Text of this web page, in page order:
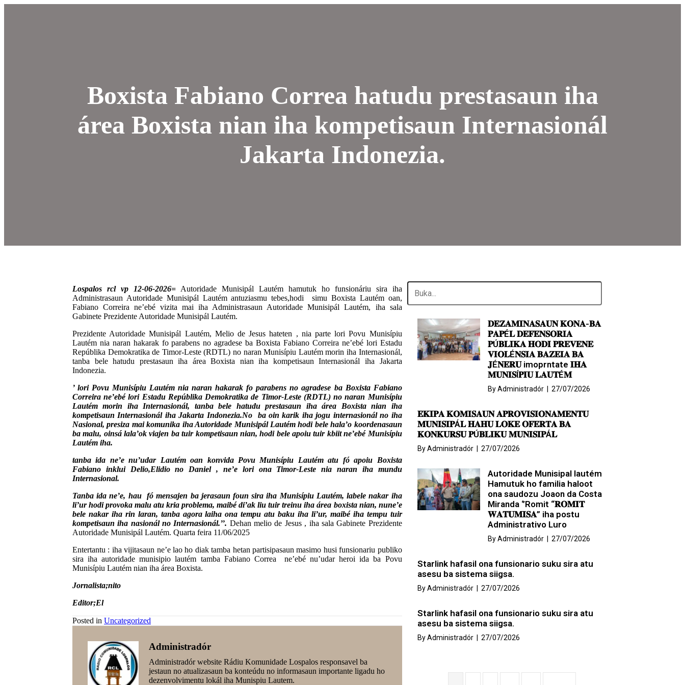
Boxista Fabiano Correa hatudu prestasaun iha
área Boxista nian iha kompetisaun Internasionál
Jakarta Indonezia.
Lospalos rcl vp 12-06-2026=Autoridade Munisipál Lautém hamutuk ho funsionáriu sira iha
Administrasaun Autoridade Munisipál Lautém antuziasmu tebes,hodi simu Boxista Lautém oan,
Fabiano Correira ne’ebé vizita mai iha Administrasaun Autoridade Munisipál Lautém, iha sala
Gabinete Prezidente Autoridade Munisipál Lautém.
Prezidente Autoridade Munisipál Lautém, Melio de Jesus hateten , nia parte lori Povu Munisípiu
Lautém nia naran hakarak fo parabens no agradese ba Boxista Fabiano Correira ne’ebé lori Estadu
Repúblika Demokratika de Timor-Leste (RDTL) no naran Munisípiu Lautém morin iha Internasionál,
tanba bele hatudu prestasaun iha área Boxista nian iha kompetisaun Internasionál iha Jakarta
Indonezia.
’ lori Povu Munisípiu Lautém nia naran hakarak fo parabens no agradese ba Boxista Fabiano
Correira ne’ebé lori Estadu Repúblika Demokratika de Timor-Leste (RDTL) no naran Munisípiu
Lautém morin iha Internasionál, tanba bele hatudu prestasaun iha área Boxista nian iha
kompetisaun Internasionál iha Jakarta Indonezia.No ba oin karik iha jogu internasionál no iha
Nasional, presiza mai komunika iha Autoridade Munisipál Lautém hodi bele hala’o koordenasaun
ba malu, oinsá lala’ok viajen ba tuir kompetisaun nian, hodi bele apoiu tuir kbiit ne’ebé Munisípiu
Lautém iha.
tanba ida ne’e nu’udar Lautém oan konvida Povu Munisípiu Lautém atu fó apoiu Boxista
Fabiano inklui Delio,Elidio no Daniel , ne’e lori ona Timor-Leste nia naran iha mundu
Internasional.
Tanba ida ne’e, hau fó mensajen ba jerasaun foun sira iha Munisípiu Lautém, labele nakar iha
li’ur hodi provoka malu atu kria problema, maibé di’ak liu tuir treinu iha área boxista nian, nune’e
bele nakar iha rin laran, tanba agora laiha ona tempu atu baku iha li’ur, maibé iha tempu tuir
kompetisaun iha nasionál no Internasionál.’’. Dehan melio de Jesus , iha sala Gabinete Prezidente
Autoridade Munisipál Lautém. Quarta feira 11/06/2025
Entertantu : iha vijitasaun ne’e lao ho diak tamba hetan partisipasaun masimo husi funsionariu publiko
sira iha autoridade munisipio lautém tamba Fabiano Correa ne’ebé nu’udar heroi ida ba Povu
Munisípiu Lautém nian iha área Boxista.
Jornalista;nito
Editor;El
Posted in Uncategorized
Administradór
Administradór website Rádiu Komunidade Lospalos responsavel ba
jestaun no atualizasaun ba konteúdu no informasaun importante ligadu ho
dezenvolvimentu lokál iha Munispiu Lautem.
𝐃𝐄𝐙𝐀𝐌𝐈𝐍𝐀𝐒𝐀𝐔𝐍 𝐊𝐎𝐍𝐀-𝐁𝐀
𝐏𝐀𝐏É𝐋 𝐃𝐄𝐅𝐄𝐍𝐒𝐎𝐑𝐈𝐀
𝐏Ú𝐁𝐋𝐈𝐊𝐀 𝐇𝐎𝐃𝐈 𝐏𝐑𝐄𝐕𝐄𝐍𝐄
𝐕𝐈𝐎𝐋É𝐍𝐒𝐈𝐀 𝐁𝐀𝐙𝐄𝐈𝐀 𝐁𝐀
𝐉É𝐍𝐄𝐑𝐔 imoprntate 𝐈𝐇𝐀
𝐌𝐔𝐍𝐈𝐒Í𝐏𝐈𝐔 𝐋𝐀𝐔𝐓É𝐌
ByAdministradór 27/07/2026
𝐄𝐊𝐈𝐏𝐀 𝐊𝐎𝐌𝐈𝐒𝐀𝐔𝐍 𝐀𝐏𝐑𝐎𝐕𝐈𝐒𝐈𝐎𝐍𝐀𝐌𝐄𝐍𝐓𝐔
𝐌𝐔𝐍𝐈𝐒𝐈𝐏Á𝐋 𝐇𝐀𝐇𝐔 𝐋𝐎𝐊𝐄 𝐎𝐅𝐄𝐑𝐓𝐀 𝐁𝐀
𝐊𝐎𝐍𝐊𝐔𝐑𝐒𝐔 𝐏Ú𝐁𝐋𝐈𝐊𝐔 𝐌𝐔𝐍𝐈𝐒𝐈𝐏Á𝐋
ByAdministradór 27/07/2026
Autoridade Munisipal lautém
Hamutuk ho familia haloot
ona saudozu Joaon da Costa
Miranda ‘’Romit “𝐑𝐎𝐌𝐈𝐓
𝐖𝐀𝐓𝐔𝐌𝐈𝐒𝐀” iha postu
Administrativo Luro
ByAdministradór 27/07/2026
Starlink hafasil ona funsionario suku sira atu
asesu ba sistema siigsa.
ByAdministradór 27/07/2026
Starlink hafasil ona funsionario suku sira atu
asesu ba sistema siigsa.
ByAdministradór 27/07/2026